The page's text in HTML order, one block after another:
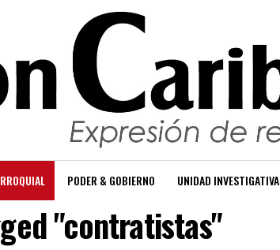
PODER & GOBIERNO UNIDAD INVESTIGATIVA
"contratistas"